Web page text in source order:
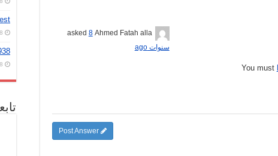
Ahmed Fatah alla
asked
8
سنوات ago
You must
8 أغسطس، 2026
8 أغسطس، 2026